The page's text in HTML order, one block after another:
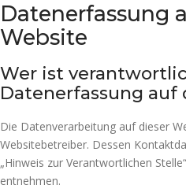
Datenerfassung
Website
Wer ist
Datenerfassung auf
Die Datenverarbeitung auf dieser
Websitebetreiber. Dessen
„Hinweis zur Verantwortlichen
entnehmen.